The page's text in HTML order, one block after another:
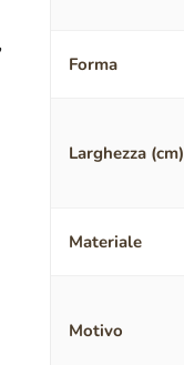
Forma
Larghezza (cm)
Materiale
Motivo